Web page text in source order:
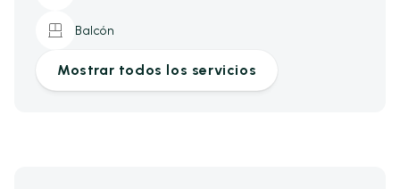
Balcón
Mostrar todos los servicios